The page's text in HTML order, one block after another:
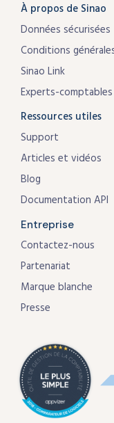
À propos de Sinao
Données sécurisées
Conditions
Sinao Link
Experts-comptables
Ressources utiles
Support
Articles et vidéos
Blog
Documentation API
Entreprise
Contactez-nous
Partenariat
Marque blanche
Presse